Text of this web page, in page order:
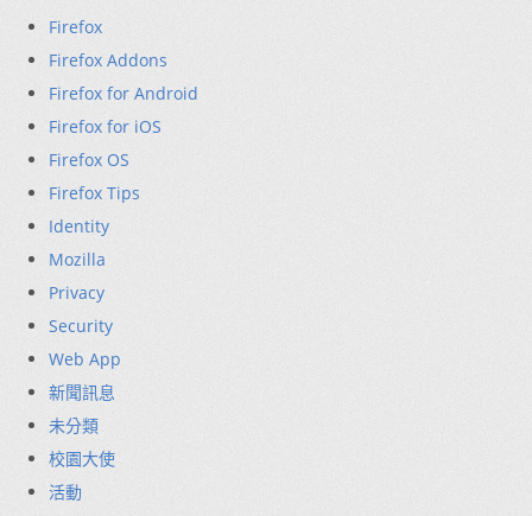
Firefox
Firefox Addons
Firefox for Android
Firefox for iOS
Firefox OS
Firefox Tips
Identity
Mozilla
Privacy
Security
Web App
新聞訊息
未分類
校園大使
活動